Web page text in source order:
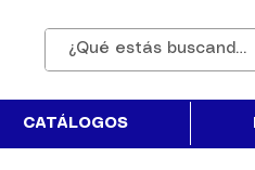
CATÁLOGOS